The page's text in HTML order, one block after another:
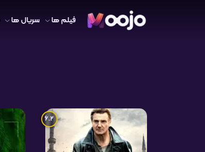
فیلم ها سریال ها
6.2